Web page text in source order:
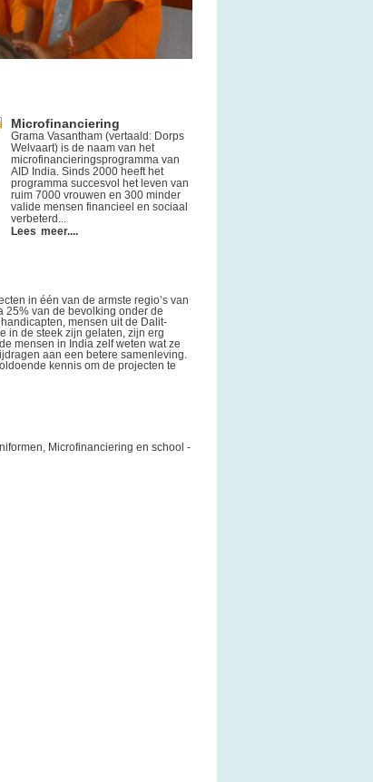
Microfinanciering
Grama Vasantham (vertaald: Dorps
Welvaart) is de naam van het
microfinancieringsprogramma van
AID India. Sinds 2000 heeft het
programma succesvol het leven van
ruim 7000 vrouwen en 300 minder
valide mensen financieel en sociaal
verbeterd...
Lees meer....
in één van de armste regio’s van
25% van de bevolking onder de
mensen uit de Dalit-
in de steek zijn gelaten, zijn erg
mensen in India zelf weten wat ze
aan een betere samenleving.
kennis om de projecten te
Microfinanciering en school -